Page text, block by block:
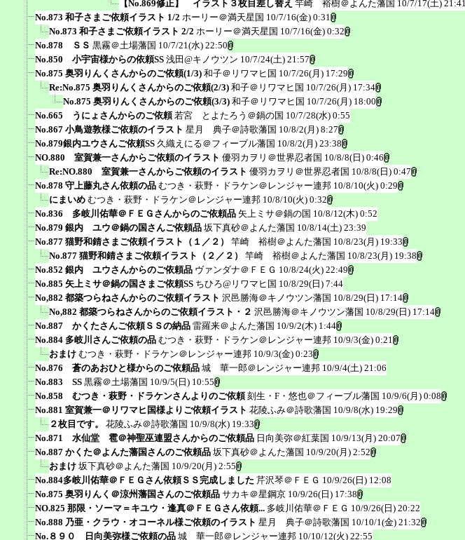
【No.869修正】 イラスト３枚目差し替え 竿崎 裕樹＠よんた藩国 10/7/17(土) 21:41
No.873 和子さまご依頼イラスト 1/2 ホーリー＠満天星国 10/7/16(金) 0:31
No.873 和子さまご依頼イラスト 2/2 ホーリー＠満天星国 10/7/16(金) 0:32
No.878 ＳＳ 黒霧＠土場藩国 10/7/21(水) 22:50
No.850 小宇宙様からの依頼SS 浅田@キノウツン 10/7/24(土) 21:57
No.875 奥羽りんくさんからのご依頼(1/3) 和子＠リワマヒ国 10/7/26(月) 17:29
Re:No.875 奥羽りんくさんからのご依頼(2/3) 和子＠リワマヒ国 10/7/26(月) 17:34
No.875 奥羽りんくさんからのご依頼(3/3) 和子＠リワマヒ国 10/7/26(月) 18:00
No.665 うにょさんからのご依頼 若宮 とよたろう＠鍋の国 10/7/28(水) 0:55
No.867 小鳥遊敦様ご依頼のイラスト 星月 典子＠詩歌藩国 10/8/2(月) 8:27
No.879銀内ユウさんご依頼SS 久織えにる＠フィーブル藩国 10/8/2(月) 23:38
NO.880 室賀兼一さんからご依頼のイラスト 優羽カヲリ＠世界忍者国 10/8/8(日) 0:46
Re:NO.880 室賀兼一さんからご依頼のイラスト 優羽カヲリ＠世界忍者国 10/8/8(日) 0:47
No.878 守上藤丸さん依頼の品 むつき・萩野・ドラケン＠レンジャー連邦 10/8/10(火) 0:29
にまいめ むつき・萩野・ドラケン＠レンジャー連邦 10/8/10(火) 0:32
No.836 多岐川佑華＠ＦＥＧさんからのご依頼品 矢上ミサ＠鍋の国 10/8/12(木) 0:52
No.879 銀内 ユウ＠鍋の国さんご依頼品 坂下真砂＠よんた藩国 10/8/14(土) 23:39
No.877 猫野和錆さまご依頼イラスト（１／２）
竿崎 裕樹＠よんた藩国 10/8/23(月) 19:33
No.877 猫野和錆さまご依頼イラスト（２／２）
竿崎 裕樹＠よんた藩国 10/8/23(月) 19:38
No.852 銀内 ユウさんからのご依頼品 ヴァンダナ＠ＦＥＧ 10/8/24(火) 22:49
No.885 矢上ミサ＠鍋の国さまご依頼SS ちひろ@リワマヒ国 10/8/29(日) 7:44
No,882 都築つらねさんからのご依頼イラスト 沢邑勝海＠キノウツン藩国 10/8/29(日) 17:14
No,882 都築つらねさんからのご依頼イラスト・２ 沢邑勝海＠キノウツン藩国 10/8/29(日) 17:14
No.887 かくたさんご依頼ＳＳの納品 雷羅来＠よんた藩国 10/9/2(木) 1:44
No.884 多岐川さんご依頼の品 むつき・萩野・ドラケン＠レンジャー連邦 10/9/3(金) 0:21
おまけ むつき・萩野・ドラケン＠レンジャー連邦 10/9/3(金) 0:23
No.876 蒼のあおひと様からのご依頼品 城 華一郎＠レンジャー連邦 10/9/4(土) 21:06
No.883 SS 黒霧＠土場藩国 10/9/5(日) 10:55
No.858 むつき・萩野・ドラケンさんよりのご依頼 刻生・F・悠也＠フィーブル藩国 10/9/6(月) 0:08
No.881 室賀兼一＠リワマヒ国様よりご依頼イラスト 花陵ふみ＠詩歌藩国 10/9/8(水) 19:29
２枚目です。
花陵ふみ＠詩歌藩国 10/9/8(水) 19:33
No.871 水仙堂 雹＠神聖巫連盟さんからのご依頼品 日向美弥＠紅葉国 10/9/13(月) 20:07
No.887 かくた＠よんた藩国さんのご依頼品 坂下真砂＠よんた藩国 10/9/20(月) 2:52
おまけ 坂下真砂＠よんた藩国 10/9/20(月) 2:55
No.884多岐川佑華＠ＦＥＧさん依頼ＳＳ完成しました 芹沢琴＠ＦＥＧ 10/9/26(日) 12:08
No.875 奥羽りんく＠涼州藩国さんのご依頼品 サカキ＠星鋼京 10/9/26(日) 17:38
NO.825 那限・ソーマ＝キユウ・逢真＠ＦＥＧさん依頼... 多岐川佑華＠ＦＥＧ 10/9/26(日) 20:22
No.888 乃亜・クラウ・オコーネル様ご依頼のイラスト 星月 典子＠詩歌藩国 10/10/1(金) 21:32
No.８９０ 日向美弥様ご依頼の品 城 華一郎＠レンジャー連邦 10/10/12(火) 22:55